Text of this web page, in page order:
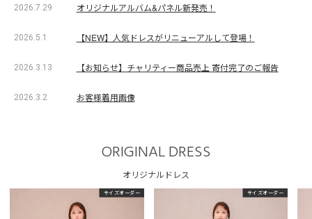
2026.7.29 オリジナルアルバム&パネル新発売！
2026.5.1 【NEW】人気ドレスがリニューアルして登場！
2026.3.13 【お知らせ】チャリティー商品売上 寄付完了のご報告
2026.3.2 お客様着用画像
ORIGINAL DRESS
オリジナルドレス
サイズオーダー サイズオーダー